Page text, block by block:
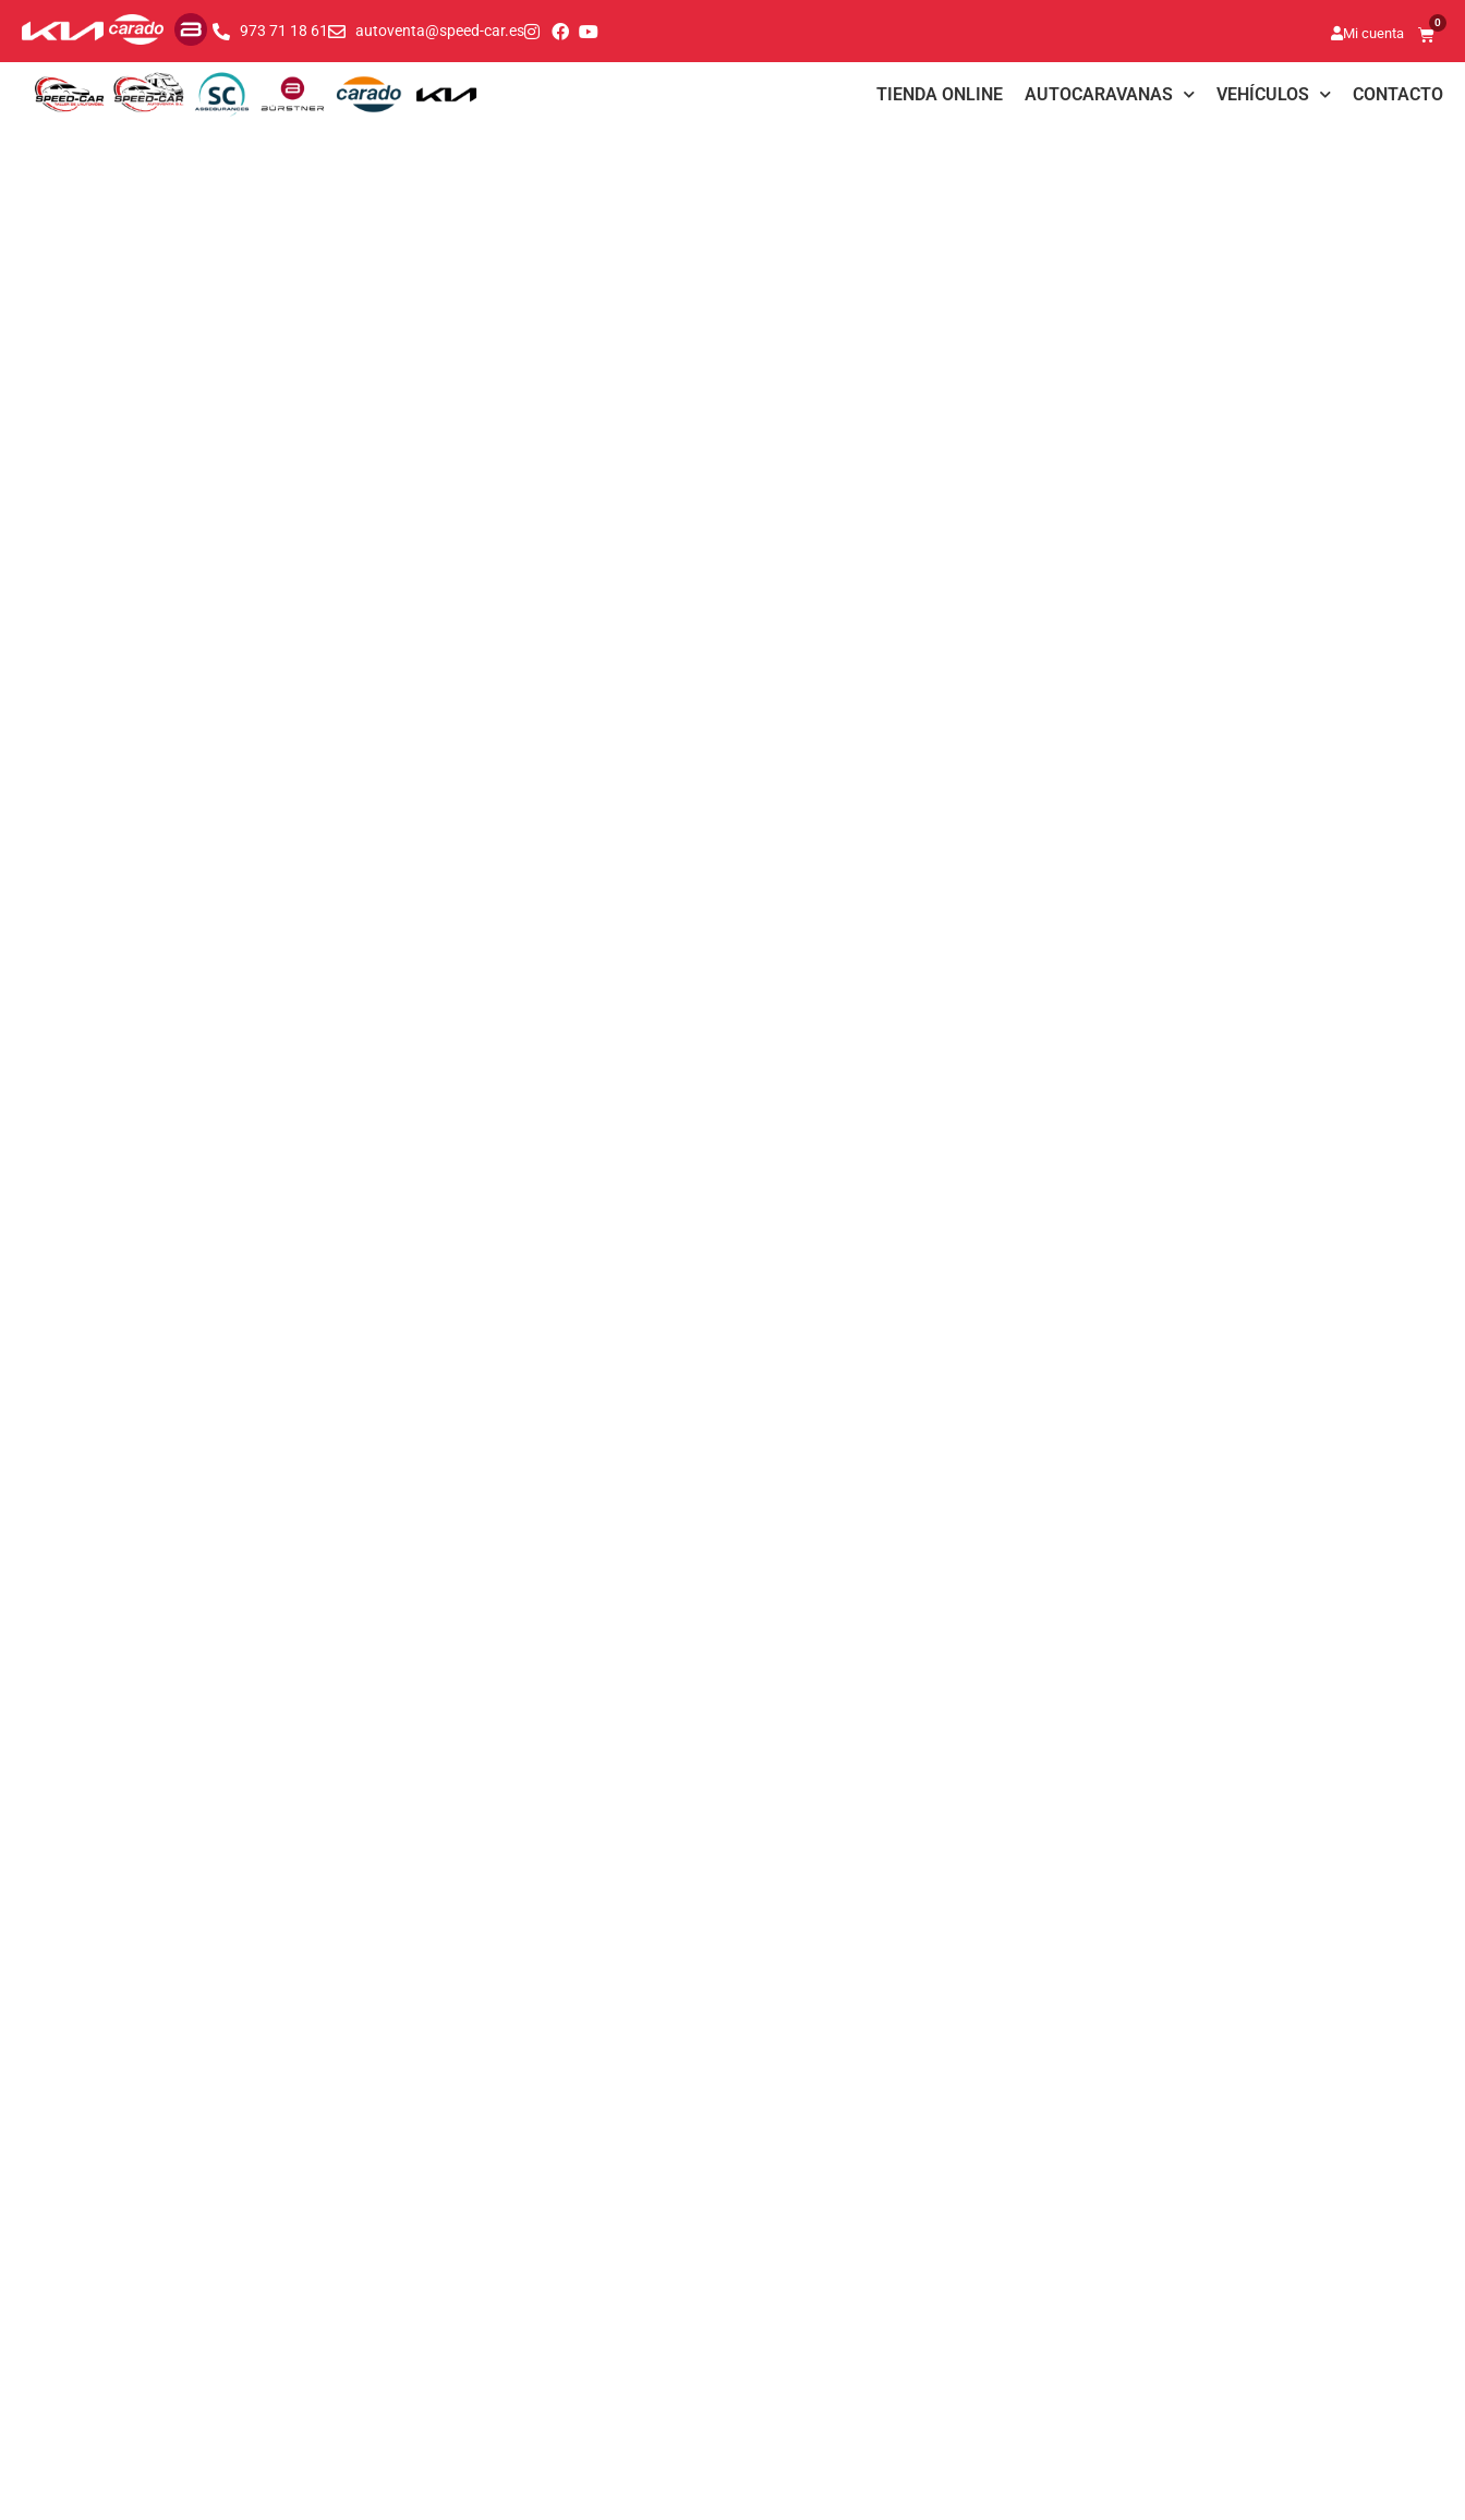
973 71 18 61 autoventa@speed-car.es Mi cuenta
0
TIENDA ONLINE AUTOCARAVANAS VEHÍCULOS CONTACTO